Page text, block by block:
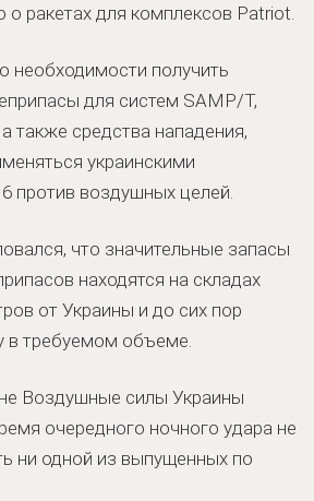
о ракетах для комплексов Patriot.
необходимости получить
для систем SAMP/T,
также средства нападения,
украинскими
против воздушных целей.
что значительные запасы
находятся на складах
от Украины и до сих пор
в требуемом объеме.
Воздушные силы Украины
очередного ночного удара не
ни одной из выпущенных по